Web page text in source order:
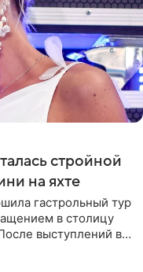
стройной
на яхте
гастрольный тур
в столицу
выступлений в